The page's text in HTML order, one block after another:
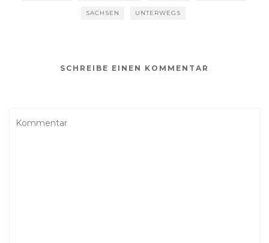
SACHSEN UNTERWEGS
SCHREIBE EINEN KOMMENTAR